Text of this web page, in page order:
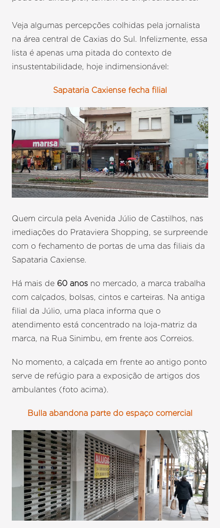
Veja algumas percepções colhidas pela jornalista
na área central de Caxias do Sul. Infelizmente, essa
lista é apenas uma pitada do contexto de
insustentabilidade, hoje indimensionável:
Sapataria Caxiense fecha filial
Quem circula pela Avenida Júlio de Castilhos, nas
imediações do Prataviera Shopping, se surpreende
com o fechamento de portas de uma das filiais da
Sapataria Caxiense.
Há mais de 60 anos no mercado, a marca trabalha
com calçados, bolsas, cintos e carteiras. Na antiga
filial da Júlio, uma placa informa que o
atendimento está concentrado na loja-matriz da
marca, na Rua Sinimbu, em frente aos Correios.
No momento, a calçada em frente ao antigo ponto
serve de refúgio para a exposição de artigos dos
ambulantes (foto acima).
Bulla abandona parte do espaço comercial